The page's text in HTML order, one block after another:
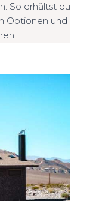
So erhältst du
Optionen und